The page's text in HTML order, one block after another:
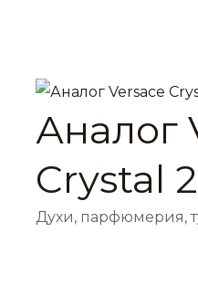
Аналог
Crystal
Духи, парфюмерия,